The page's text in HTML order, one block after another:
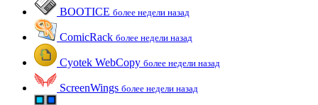
BOOTICE более недели назад
ComicRack более недели назад
Cyotek WebCopy более недели назад
ScreenWings более недели назад